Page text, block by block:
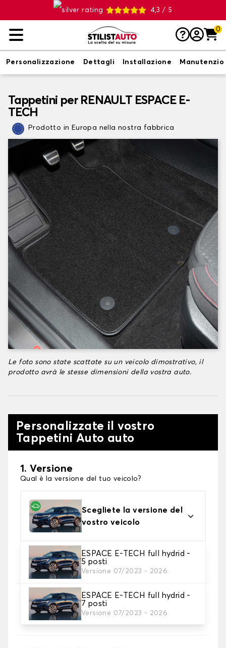
4,3 / 5
0
Personalizzazione Dettagli Installazione
Tappetini per RENAULT ESPACE E-
TECH
Prodotto in Europa nella nostra fabbrica
Le foto sono state scattate su un veicolo dimostrativo, il
prodotto avrà le stesse dimensioni della vostra auto.
Personalizzate il vostro
Tappetini Auto auto
1. Versione
Qual è la versione del tuo veicolo?
Scegliete la versione del
vostro veicolo
ESPACE E-TECH full hydrid -
5 posti
Versione 07/2023 - 2026
ESPACE E-TECH full hydrid -
7 posti
Versione 07/2023 - 2026
2. Materiale
Scegli il materiale del tappetini auto
3. Set di tappetini
Selezionare il numero di tappetini per auto
necessari.